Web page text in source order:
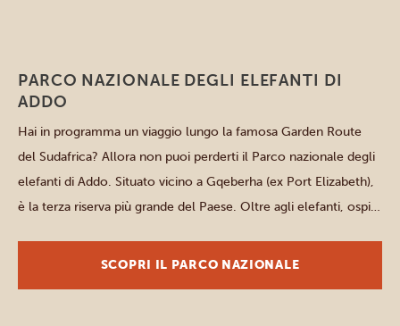
Parchi orientali
PARCO NAZIONALE DEGLI ELEFANTI DI
ADDO
Hai in programma un viaggio lungo la famosa Garden Route
del Sudafrica? Allora non puoi perderti il Parco nazionale degli
elefanti di Addo. Situato vicino a Gqeberha (ex Port Elizabeth),
è la terza riserva più grande del Paese. Oltre agli elefanti, ospita
SCOPRI IL PARCO NAZIONALE